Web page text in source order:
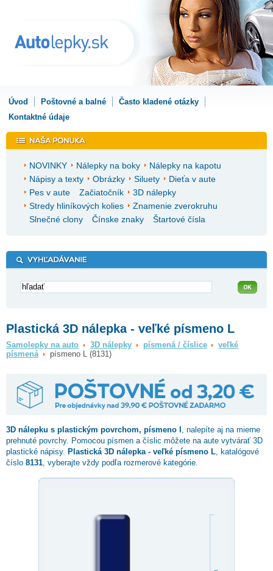
Úvod Poštovné a balné
Často kladené otázky
Kontaktné údaje
NOVINKY Nálepky na boky
Nálepky na kapotu
Nápisy a texty
Obrázky Siluety
Dieťa v aute
Pes v aute
Začiatočník
3D nálepky
Stredy hliníkových kolies
Znamenie zverokruhu
Slnečné clony
Čínske znaky Štartové čísla
Plastická 3D nálepka - veľké písmeno L
Samolepky na auto 3D nálepky písmená / číslice
veľké
písmená
písmeno L (8131)
3D nálepku s plastickým povrchom, písmeno l
, nalepíte aj na mierne
prehnuté povrchy. Pomocou písmen a číslic môžete na aute vytvárať 3D
plastické nápisy. Plastická 3D nálepka - veľké písmeno L , katalógové
číslo 8131 , vyberajte vždy podľa rozmerové kategórie.